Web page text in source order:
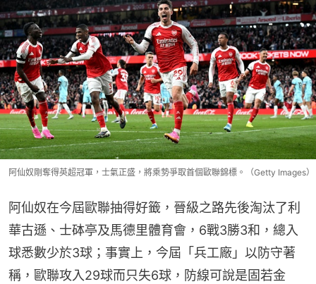
阿仙奴剛奪得英超冠軍，士氣正盛，將乘勢爭取首個歐聯錦標。（Getty Images）
阿仙奴在今屆歐聯抽得好籤，晉級之路先後淘汰了利
華古遜、士砵亭及馬德里體育會，6戰3勝3和，總入
球悉數少於3球；事實上，今屆「兵工廠」以防守著
稱，歐聯攻入29球而只失6球，防線可說是固若金